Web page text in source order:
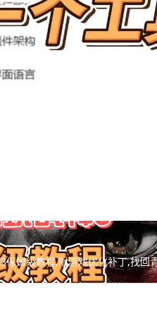
保姆级教程,附游戏优化补丁,找回